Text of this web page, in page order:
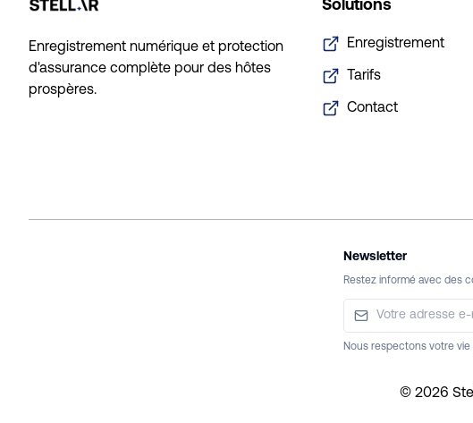
Enregistrement numérique et protection
d'assurance complète pour des hôtes
prospères.
Solutions
Enregistrement
Tarifs
Contact
Newsletter
Restez informé avec des
Nous respectons votre
© 2026